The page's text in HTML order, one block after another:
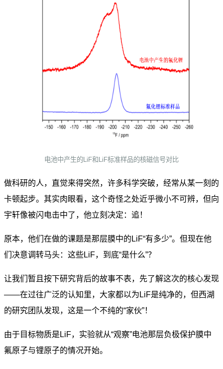
电池中产生的LiF和LiF标准样品的核磁信号对比
做科研的人，直觉来得突然，许多科学突破，经常从某一刻的
卡顿起步。其实肉眼看，这个奇怪之处近乎微小不可辨，但向
宇轩像被闪电击中了，他立刻决定：追！
原本，他们在做的课题是那层膜中的LiF“有多少”。但现在他
们决意调转马头：这些LiF，到底“是什么”？
让我们暂且按下研究背后的故事不表，先了解这次的核心发现
——在过往广泛的认知里，大家都以为LiF是纯净的，但西湖
的研究团队发现，这是一个不纯的“家伙”！
由于目标物质是LiF，实验就从“观察”电池那层负极保护膜中
氟原子与锂原子的情况开始。